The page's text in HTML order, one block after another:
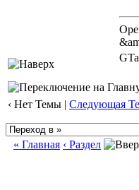
‹ Нет Темы | Следующая
« Главная ‹ Раздел